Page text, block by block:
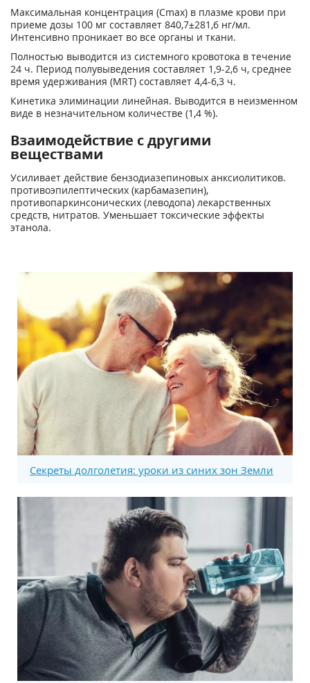
Максимальная концентрация (Сmах) в плазме крови при
приеме дозы 100 мг составляет 840,7±281,6 нг/мл.
Интенсивно проникает во все органы и ткани.
Полностью выводится из системного кровотока в течение
24 ч. Период полувыведения составляет 1,9-2,6 ч, среднее
время удерживания (MRT) составляет 4,4-6,3 ч.
Кинетика элиминации линейная. Выводится в неизменном
виде в незначительном количестве (1,4 %).
Взаимодействие с другими
веществами
Усиливает действие бензодиазепиновых анксиолитиков.
противоэпилептических (карбамазепин),
противопаркинсонических (леводопа) лекарственных
средств, нитратов. Уменьшает токсические эффекты
этанола.
Секреты долголетия: уроки из синих зон Земли